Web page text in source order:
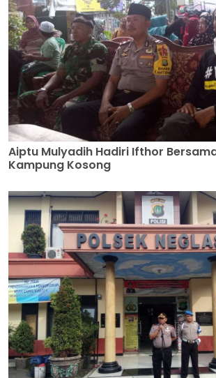
Aiptu Mulyadih Hadiri Ifthor
Kampung Kosong